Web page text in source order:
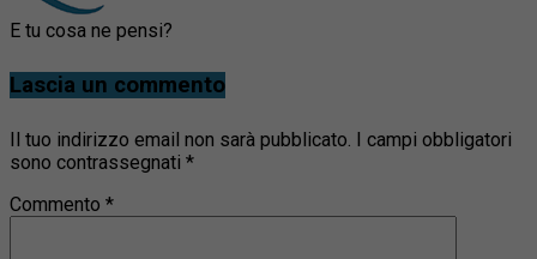
E tu cosa ne pensi?
Lascia un commento
Il tuo indirizzo email non sarà pubblicato. I campi obbligatori
sono contrassegnati *
Commento *